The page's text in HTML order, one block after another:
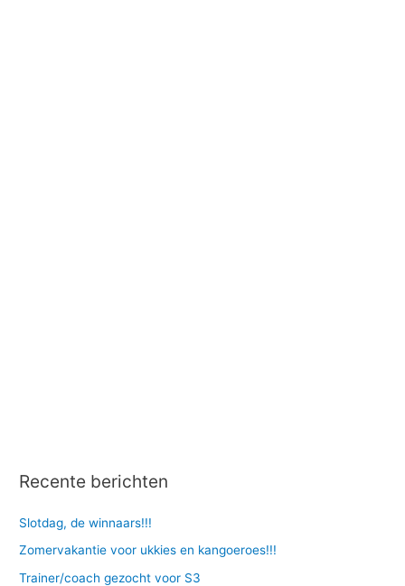
Recente berichten
Slotdag, de winnaars!!!
Zomervakantie voor ukkies en kangoeroes!!!
Trainer/coach gezocht voor S3